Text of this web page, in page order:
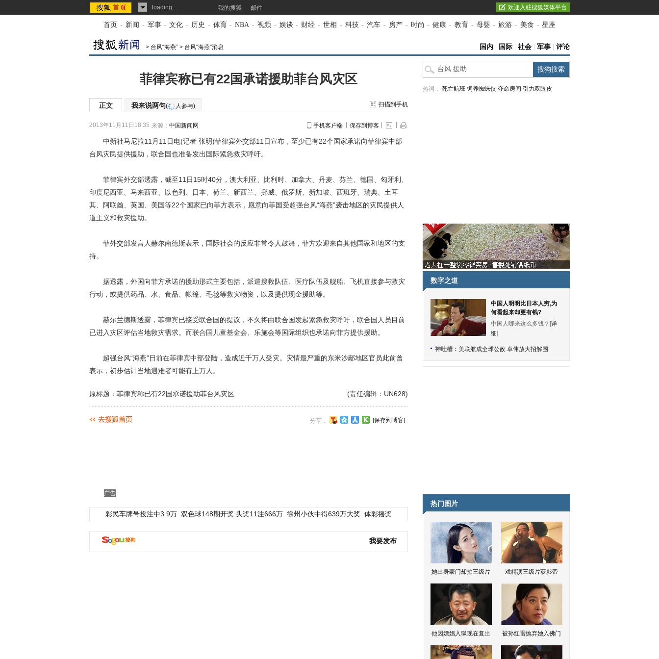
loading... 我的搜狐 邮件 欢迎入驻搜狐媒体平台
首页 - 新闻 - 军事 - 文化 - 历史 - 体育 - NBA - 视频 - 娱谈 - 财经 - 世相 - 科技 - 汽车 - 房产 - 时尚 - 健康 - 教育 - 母婴 - 旅游 - 美食 - 星座
> 台风“海燕” > 台风“海燕”消息 国内 国际 社会 军事 评论
菲律宾称已有22国承诺援助菲台风灾区
正文 我来说两句( 人参与) 扫描到手机
2013年11月11日18:35 来源： 中国新闻网 手机客户端 保存到博客
中新社马尼拉11月11日电(记者 张明)菲律宾外交部11日宣布，至少已有22个国家承诺向菲律宾中部
台风灾民提供援助，联合国也准备发出国际紧急救灾呼吁。
菲律宾外交部透露，截至11日15时40分，澳大利亚、比利时、加拿大、丹麦、芬兰、德国、匈牙利、
印度尼西亚、马来西亚、以色列、日本、荷兰、新西兰、挪威、俄罗斯、新加坡、西班牙、瑞典、土耳
其、阿联酋、英国、美国等22个国家已向菲方表示，愿意向菲国受超强台风“海燕”袭击地区的灾民提供人
道主义和救灾援助。
菲外交部发言人赫尔南德斯表示，国际社会的反应非常令人鼓舞，菲方欢迎来自其他国家和地区的支
持。
据透露，外国向菲方承诺的援助形式主要包括，派遣搜救队伍、医疗队伍及舰船、飞机直接参与救灾
行动，或提供药品、水、食品、帐篷、毛毯等救灾物资，以及提供现金援助等。
赫尔兰德斯透露，菲律宾已接受联合国的提议，不久将由联合国发起紧急救灾呼吁，联合国人员目前
已进入灾区评估当地救灾需求。而联合国儿童基金会、乐施会等国际组织也承诺向菲方提供援助。
超强台风“海燕”日前在菲律宾中部登陆，造成近千万人受灾。灾情最严重的东米沙鄢地区官员此前曾
表示，初步估计当地遇难者可能有上万人。
(责任编辑：UN628)
原标题：菲律宾称已有22国承诺援助菲台风灾区
分享： [保存到博客]
广告
彩民车牌号投注中3.9万 双色球148期开奖:头奖11注666万 徐州小伙中得639万大奖 体彩摇奖
我要发布
热词： 死亡航班 饲养蜘蛛侠 夺命房间 引力双眼皮
数字之道
中国人明明比日本人穷,为
何看起来却更有钱?
中国人哪来这么多钱？[详
细]
神吐槽： 美联航成全球公敌 卓伟放大招解围
热门图片
她出身豪门却拍三级片 戏精演三级片获影帝
他因嫖娼入狱现在复出 被孙红雷抛弃她入佛门